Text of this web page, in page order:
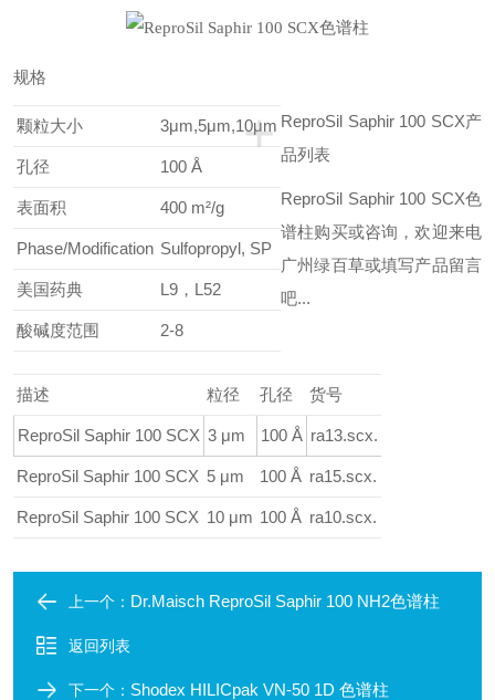
规格
+
颗粒大小 3μm,5μm,10μm
孔径 100 Å
表面积 400 m²/g
Phase/Modification Sulfopropyl, SP
美国药典 L9，L52
酸碱度范围 2-8
ReproSil Saphir 100 SCX产
品列表
描述 粒径 孔径 货号
ReproSil Saphir 100 SCX 3 μm 100 Å ra13.scx.
ReproSil Saphir 100 SCX 5 μm 100 Å ra15.scx.
ReproSil Saphir 100 SCX 10 μm 100 Å ra10.scx.
ReproSil Saphir 100 SCX色
谱柱购买或咨询，欢迎来电
广州绿百草或填写产品留言
吧...
上一个： Dr.Maisch ReproSil Saphir 100 NH2色谱柱
返回列表
下一个： Shodex HILICpak VN-50 1D 色谱柱